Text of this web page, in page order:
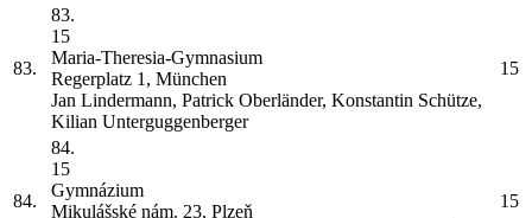
83.
83.
15
Maria-Theresia-Gymnasium
Regerplatz 1, München
Jan Lindermann, Patrick Oberländer, Konstantin Schütze,
Kilian Unterguggenberger
15
84.
84.
15
Gymnázium
Mikulášské nám. 23, Plzeň
15